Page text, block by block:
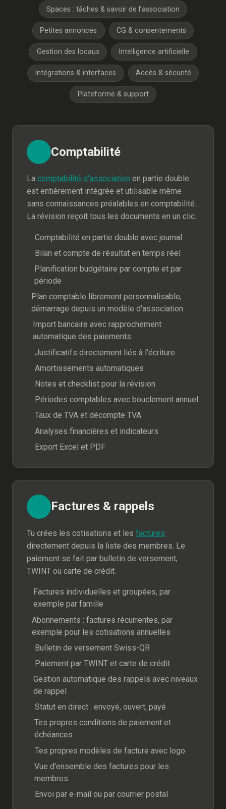
Spaces : tâches & savoir de l’association
Petites annonces CG & consentements
Gestion des locaux Intelligence artificielle
Intégrations & interfaces Accès & sécurité
Plateforme & support
Comptabilité
La comptabilité d'association en partie double
est entièrement intégrée et utilisable même
sans connaissances préalables en comptabilité.
La révision reçoit tous les documents en un clic.
Comptabilité en partie double avec journal
Bilan et compte de résultat en temps réel
Planification budgétaire par compte et par
période
Plan comptable librement personnalisable,
démarrage depuis un modèle d'association
Import bancaire avec rapprochement
automatique des paiements
Justificatifs directement liés à l'écriture
Amortissements automatiques
Notes et checklist pour la révision
Périodes comptables avec bouclement annuel
Taux de TVA et décompte TVA
Analyses financières et indicateurs
Export Excel et PDF
Factures & rappels
Tu crées les cotisations et les factures
directement depuis la liste des membres. Le
paiement se fait par bulletin de versement,
TWINT ou carte de crédit.
Factures individuelles et groupées, par
exemple par famille
Abonnements : factures récurrentes, par
exemple pour les cotisations annuelles
Bulletin de versement Swiss-QR
Paiement par TWINT et carte de crédit
Gestion automatique des rappels avec niveaux
de rappel
Statut en direct : envoyé, ouvert, payé
Tes propres conditions de paiement et
échéances
Tes propres modèles de facture avec logo
Vue d'ensemble des factures pour les
membres
Envoi par e-mail ou par courrier postal